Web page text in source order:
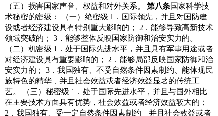
（五）损害国家声誉、权益和对外关系。 第八条国家科学技
术秘密的密级：
（一）绝密级 1 ．国际领先，并且对国防建
设或者经济建设具有特别重大影响的； 2 ．能够导致高新技术
领域突破的； 3 ．能够整体反映国家防御和治安实力的。
（二）机密级 1 ．处于国际先进水平，并且具有军事用途或者
对经济建设具有重要影响的； 2 ．能够局部反映国家防御和治
安实力的； 3 ．我国独有、不受自然条件因素制约、能体现民
族特色的精华，并且社会效益或者经济效益显著的传统工
艺。
（三）秘密级 1 ．处于国际先进水平，并且与国外相比
在主要技术方面具有优势，社会效益或者经济效益较大的；
2 ．我国独有、受一定自然条件因素制约，并且社会效益或者